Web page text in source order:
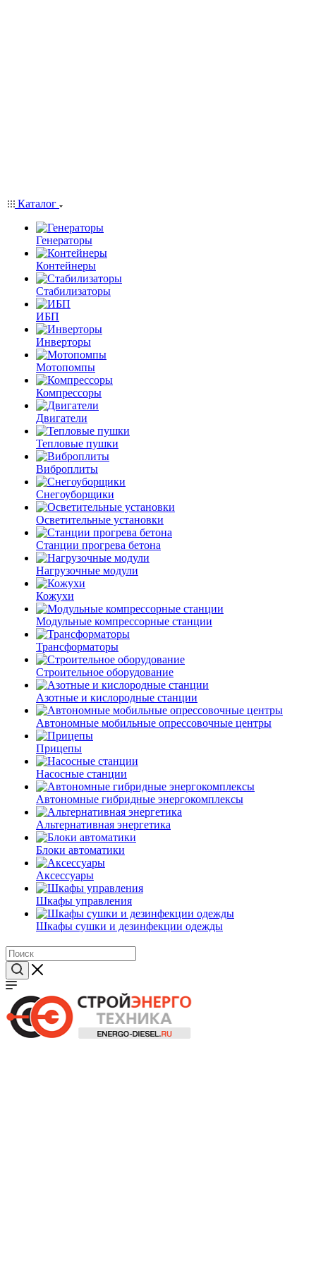
Каталог
Генераторы
Контейнеры
Стабилизаторы
ИБП
Инверторы
Мотопомпы
Компрессоры
Двигатели
Тепловые пушки
Виброплиты
Снегоуборщики
Осветительные установки
Станции прогрева бетона
Нагрузочные модули
Кожухи
Модульные компрессорные станции
Трансформаторы
Строительное оборудование
Азотные и кислородные станции
Автономные мобильные опрессовочные центры
Прицепы
Насосные станции
Автономные гибридные энергокомплексы
Альтернативная энергетика
Блоки автоматики
Аксессуары
Шкафы управления
Шкафы сушки и дезинфекции одежды